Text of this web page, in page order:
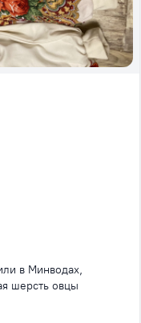
в Минводах,
шерсть овцы